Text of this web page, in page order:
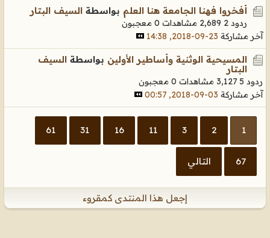
أفخروا فهنا الجامعة هنا العلم بواسطة السيف البتار
ردود 2 2,689 مشاهدات
0 معجبون
آخر مشاركة 23-09-2018, 14:38
المسيحية الوثنية وأساطير الأولين بواسطة السيف
البتار
ردود 5 3,127 مشاهدات
0 معجبون
آخر مشاركة 03-09-2018, 00:57
1
2
3
11
16
31
61
67 التالي
إجعل هذا المنتدى كمقروء